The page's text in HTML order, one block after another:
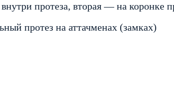
протеза, вторая — на коронке